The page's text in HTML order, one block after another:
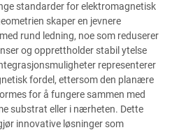
standarder for elektromagnetisk
skaper en jevnere
rund ledning, noe som reduserer
og opprettholder stabil ytelse
representerer
fordel, ettersom den planære
for å fungere sammen med
substrat eller i nærheten. Dette
innovative løsninger som